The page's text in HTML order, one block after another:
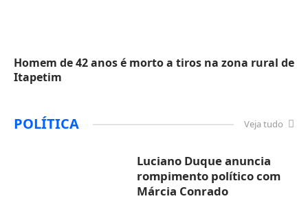
Homem de 42 anos é morto a tiros na zona rural de
Itapetim
POLÍTICA Veja tudo
Luciano Duque anuncia
rompimento político com
Márcia Conrado